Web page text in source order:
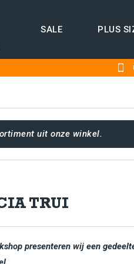
SALE PLUS
uit onze winkel.
TRUI
presenteren wij een